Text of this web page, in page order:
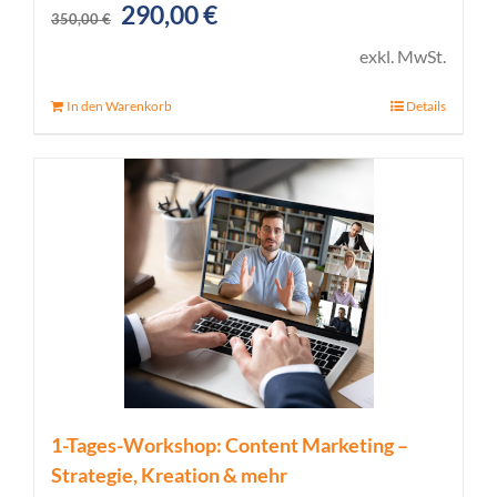
350,00€
Ursprünglicher
290,00€Aktueller
exkl. MwSt.
In den Warenkorb Details
1-Tages-Workshop: Content Marketing –
Strategie, Kreation & mehr